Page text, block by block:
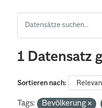
1 Datensatz
Sortieren nach
Tags: Bevölkerung